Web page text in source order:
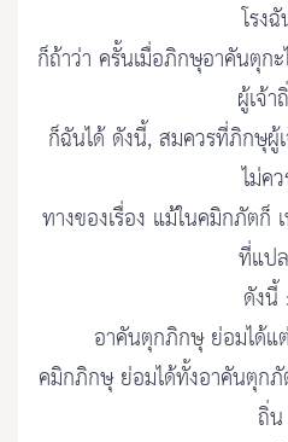
โรง
ก็ถ้าว่า ครั้นเมื่อภิกษุอาคันตุก
ผู้เจ้า
ก็ฉันได้ ดังนี้, สมควรที่ภิกษุผู้
ไม่ค
ทางของเรื่อง แม้ในคมิกภัตก็
ที่แป
ดังนี้
อาคันตุกภิกษุ ย่อมได้แ
คมิกภิกษุ ย่อมได้ทั้งอาคันตุก
ถิ่น